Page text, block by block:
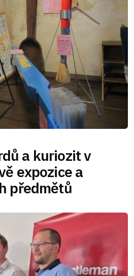
a kuriozit v
expozice a
předmětů